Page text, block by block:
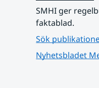
SMHI ger
faktablad.
Sök
Nyhetsbladet